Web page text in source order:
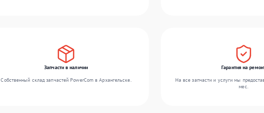
Запчасти в наличии
Собственный склад запчастей PowerCom в Архангельске.
Гарантия на
На все запчасти и услуги мы
мес.